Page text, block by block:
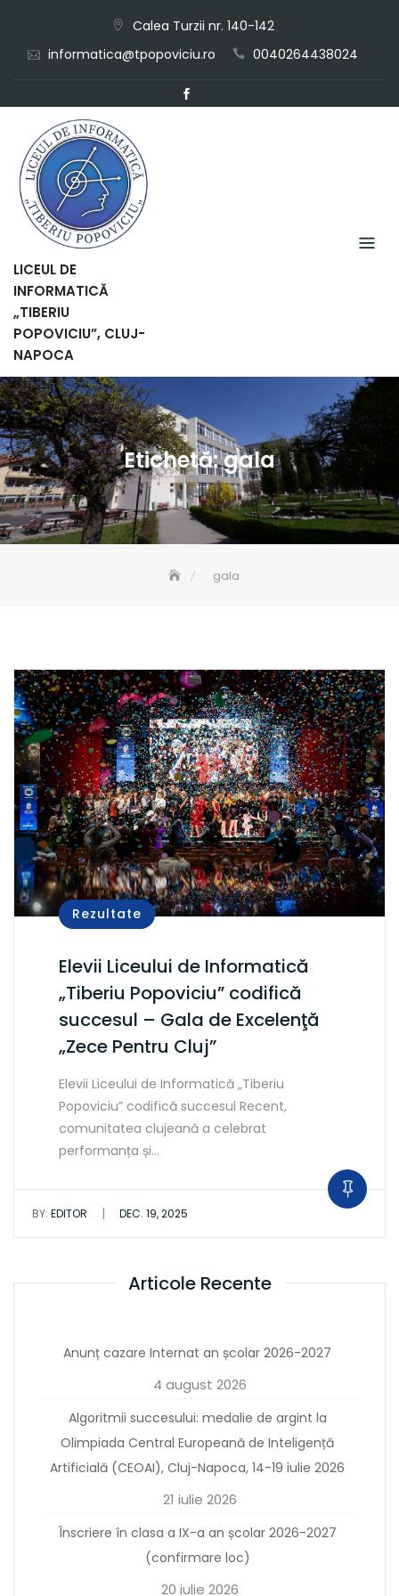
content
Calea Turzii nr. 140-142
informatica@tpopoviciu.ro
0040264438024
LICEUL DE
INFORMATICĂ
„TIBERIU
POPOVICIU”, CLUJ-
NAPOCA
Etichetă:gala
gala
Rezultate
Elevii Liceului de Informatică
„Tiberiu Popoviciu” codifică
succesul – Gala de Excelenţă
„Zece Pentru Cluj”
Elevii Liceului de Informatică „Tiberiu
Popoviciu” codifică succesul Recent,
comunitatea clujeană a celebrat
performanța și…
BY: EDITOR | DEC. 19, 2025
Articole Recente
Anunț cazare Internat an școlar 2026-2027
4 august 2026
Algoritmii succesului: medalie de argint la
Olimpiada Central Europeană de Inteligență
Artificială (CEOAI), Cluj-Napoca, 14-19 iulie 2026
21 iulie 2026
Înscriere în clasa a IX-a an școlar 2026-2027
(confirmare loc)
20 iulie 2026